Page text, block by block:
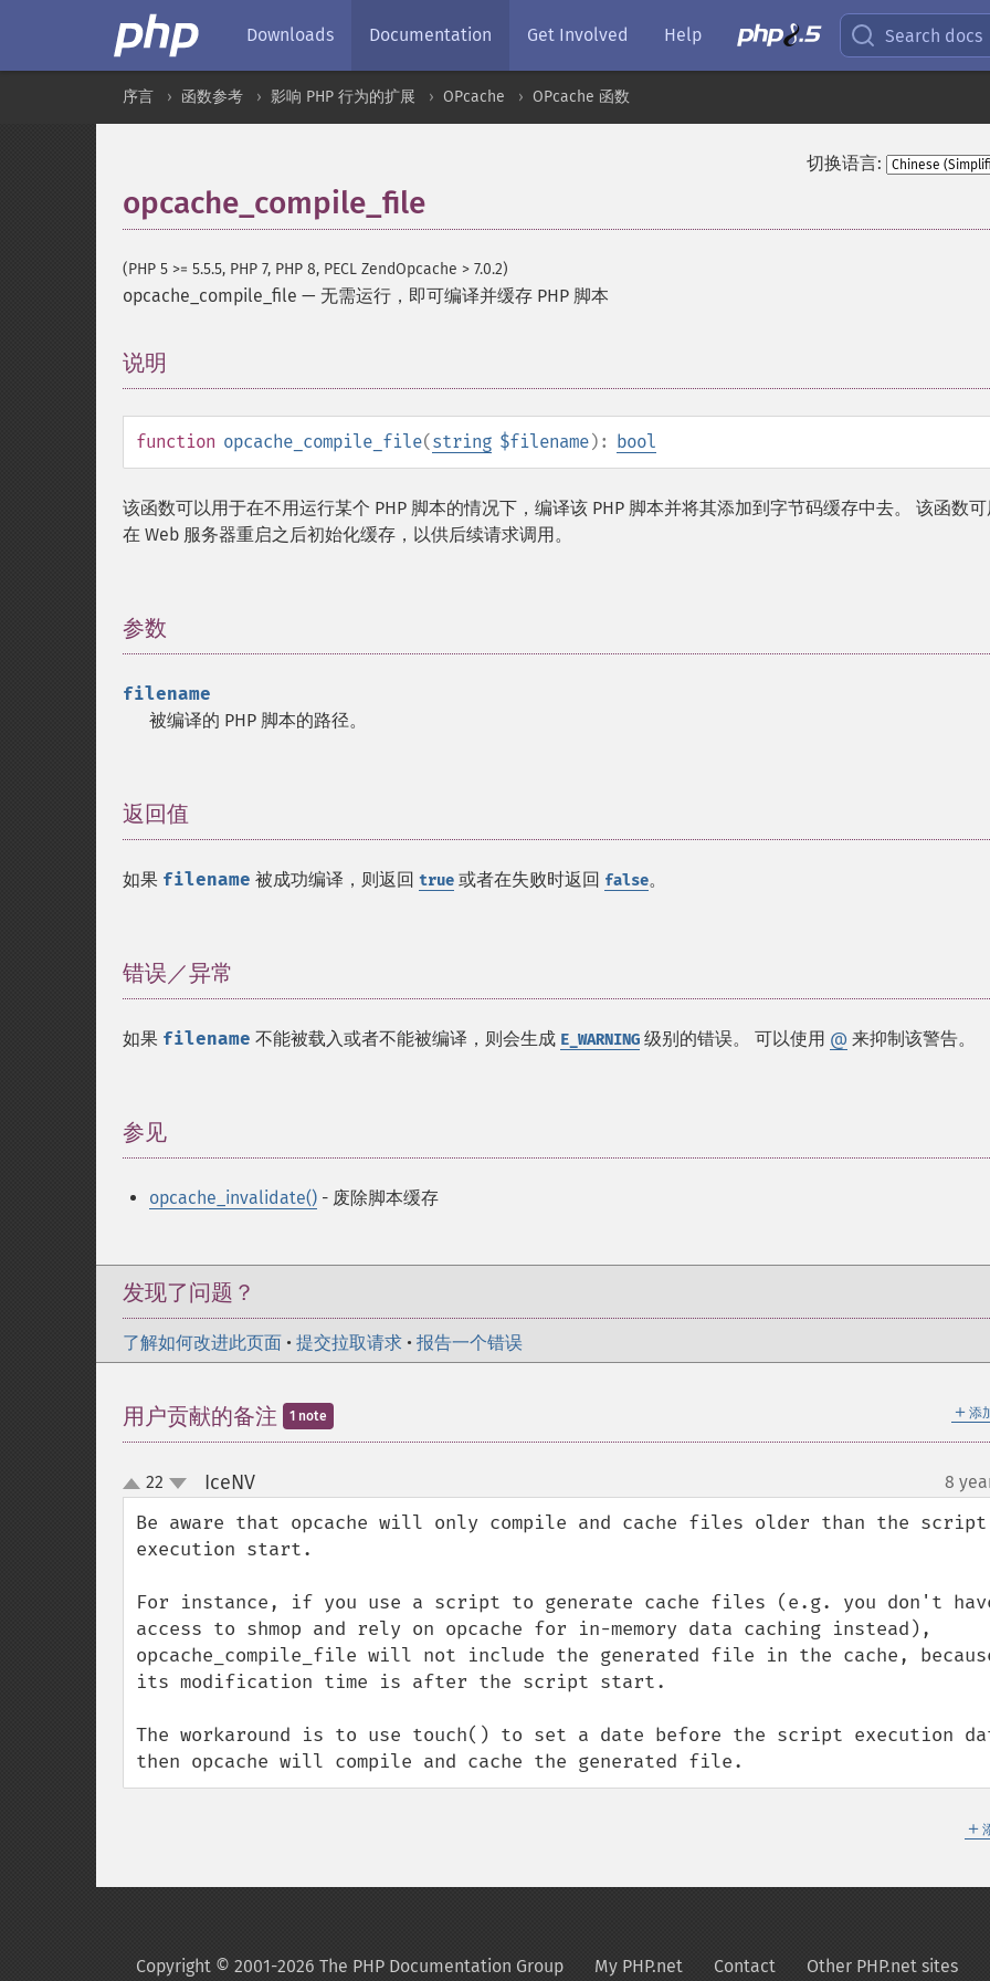
Downloads Documentation Get Involved Help Search docs
序言 函数参考 影响 PHP 行为的扩展 OPcache OPcache 函数
切换语言:
opcache_compile_file
(PHP 5 >= 5.5.5, PHP 7, PHP 8, PECL ZendOpcache > 7.0.2)
opcache_compile_file — 无需运行，即可编译并缓存 PHP 脚本
说明
function opcache_compile_file(string $filename): bool
该函数可以用于在不用运行某个 PHP 脚本的情况下，编译该 PHP 脚本并将其添加到字节码缓存中去。 该函数
在 Web 服务器重启之后初始化缓存，以供后续请求调用。
参数
filename
被编译的 PHP 脚本的路径。
返回值
如果 filename 被成功编译，则返回 true 或者在失败时返回 false。
错误／异常
如果 filename 不能被载入或者不能被编译，则会生成 E_WARNING 级别的错误。 可以使用 @ 来抑制该警告。
参见
opcache_invalidate() - 废除脚本缓存
发现了问题？
了解如何改进此页面 • 提交拉取请求 • 报告一个错误
＋ 添
用户贡献的备注 1 note
up
down
22 IceNV¶ 8
Be aware that opcache will only compile and cache files older than the script
execution start.
For instance, if you use a script to generate cache files (e.g. you don't
access to shmop and rely on opcache for in-memory data caching instead),
opcache_compile_file will not include the generated file in the cache,
its modification time is after the script start.
The workaround is to use touch() to set a date before the script execution
then opcache will compile and cache the generated file.
＋
Copyright © 2001-2026 The PHP Documentation Group My PHP.net Contact Other PHP.net sites